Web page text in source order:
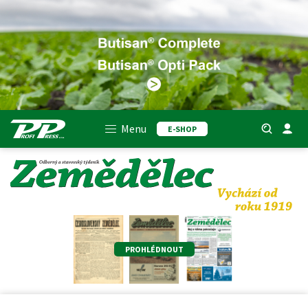
Menu E-SHOP
PROHLÉDNOUT